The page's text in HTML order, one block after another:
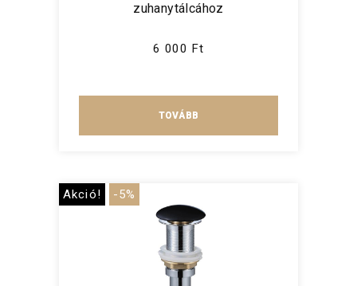
zuhanytálcához
6 000 Ft
TOVÁBB
Akció! -5%